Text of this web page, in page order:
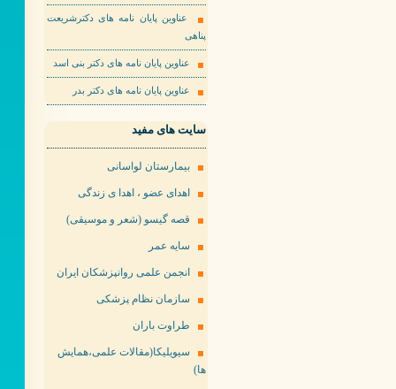
عناوین پایان نامه های دکترشریعت
پناهی
عناوین پایان نامه های دکتر بنی اسد
عناوین پایان نامه های دکتر بدر
سایت های مفید
بیمارستان لواسانی
اهدای عضو ، اهدا ی زندگی
قصه گیسو (شعر و موسیقی)
سایه عمر
انجمن علمی روانپزشکان ایران
سازمان نظام پزشکی
طراوت باران
سیویلیکا(مقالات علمی،همایش
ها)